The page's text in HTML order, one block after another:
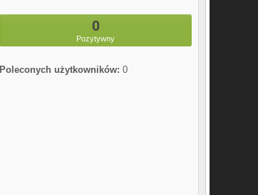
0
Pozytywny
Poleconych użytkowników: 0